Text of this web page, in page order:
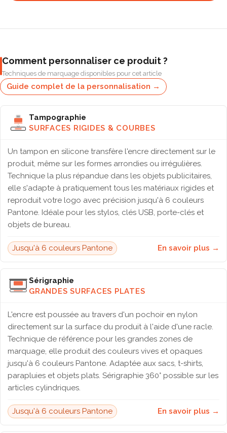
Comment personnaliser ce produit ?
Techniques de marquage disponibles pour cet article
Guide complet de la personnalisation →
Tampographie
SURFACES RIGIDES & COURBES
Un tampon en silicone transfère l'encre directement sur le
produit, même sur les formes arrondies ou irrégulières.
Technique la plus répandue dans les objets publicitaires,
elle s'adapte à pratiquement tous les matériaux rigides et
reproduit votre logo avec précision jusqu'à 6 couleurs
Pantone. Idéale pour les stylos, clés USB, porte-clés et
objets de bureau.
Jusqu'à 6 couleurs Pantone En savoir plus →
Sérigraphie
GRANDES SURFACES PLATES
L'encre est poussée au travers d'un pochoir en nylon
directement sur la surface du produit à l'aide d'une racle.
Technique de référence pour les grandes zones de
marquage, elle produit des couleurs vives et opaques
jusqu'à 6 couleurs Pantone. Adaptée aux sacs, t-shirts,
parapluies et objets plats. Sérigraphie 360° possible sur les
articles cylindriques.
Jusqu'à 6 couleurs Pantone En savoir plus →